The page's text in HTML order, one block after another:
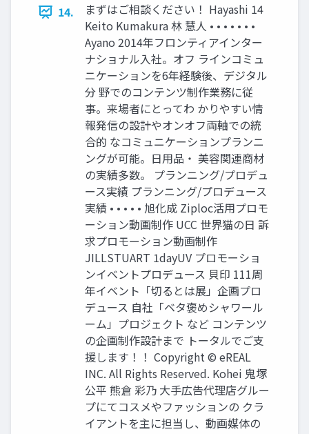
14.
まずはご相談ください！ Hayashi 14
Keito Kumakura 林 慧人 • • • • • • •
Ayano 2014年フロンティアインター
ナショナル入社。オフ ラインコミュ
ニケーションを6年経験後、デジタル
分 野でのコンテンツ制作業務に従
事。来場者にとってわ かりやすい情
報発信の設計やオンオフ両軸での統
合的 なコミュニケーションプランニ
ングが可能。日用品・ 美容関連商材
の実績多数。 プランニング/プロデュ
ース実績 プランニング/プロデュース
実績 • • • • • 旭化成 Ziploc活用プロモ
ーション動画制作 UCC 世界猫の日 訴
求プロモーション動画制作
JILLSTUART 1dayUV プロモーショ
ンイベントプロデュース 貝印 111周
年イベント「切るとは展」企画プロ
デュース 自社「ベタ褒めシャワール
ーム」プロジェクト など コンテンツ
の企画制作設計まで トータルでご支
援します！！ Copyright © eREAL
INC. All Rights Reserved. Kohei 鬼塚
公平 熊倉 彩乃 大手広告代理店グルー
プにてコスメやファッションの クラ
イアントを主に担当し、動画媒体の